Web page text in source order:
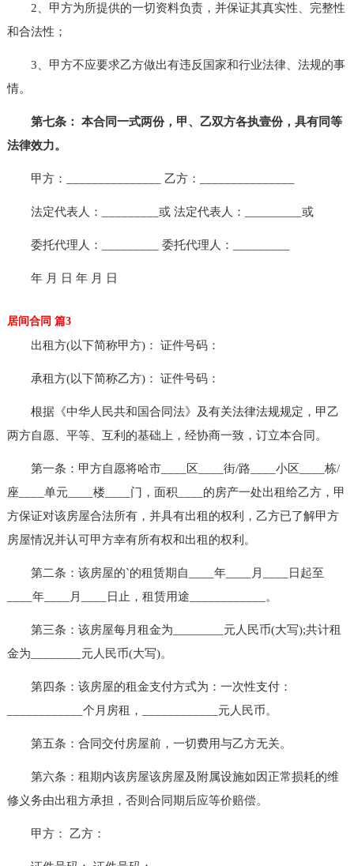
2、甲方为所提供的一切资料负责，并保证其真实性、完整性
和合法性；
3、甲方不应要求乙方做出有违反国家和行业法律、法规的事
情。
第七条： 本合同一式两份，甲、乙双方各执壹份，具有同等
法律效力。
甲方：_______________ 乙方：_______________
法定代表人：_________或 法定代表人：_________或
委托代理人：_________ 委托代理人：_________
年 月 日 年 月 日
居间合同 篇3
出租方(以下简称甲方)： 证件号码：
承租方(以下简称乙方)： 证件号码：
根据《中华人民共和国合同法》及有关法律法规规定，甲乙
两方自愿、平等、互利的基础上，经协商一致，订立本合同。
第一条：甲方自愿将哈市____区____街/路____小区____栋/
座____单元____楼____门，面积____的房产一处出租给乙方，甲
方保证对该房屋合法所有，并具有出租的权利，乙方已了解甲方
房屋情况并认可甲方幸有所有权和出租的权利。
第二条：该房屋的`的租赁期自____年____月____日起至
____年____月____日止，租赁用途____________。
第三条：该房屋每月租金为________元人民币(大写);共计租
金为________元人民币(大写)。
第四条：该房屋的租金支付方式为：一次性支付：
____________个月房租，____________元人民币。
第五条：合同交付房屋前，一切费用与乙方无关。
第六条：租期内该房屋该房屋及附属设施如因正常损耗的维
修义务由出租方承担，否则合同期后应等价赔偿。
甲方： 乙方：